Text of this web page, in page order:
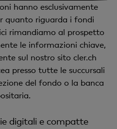
hanno esclusivamente
quanto riguarda i fondi
rimandiamo al prospetto
le informazioni chiave,
sul nostro sito cler.ch
presso tutte le succursali
del fondo o la banca
digitali e compatte